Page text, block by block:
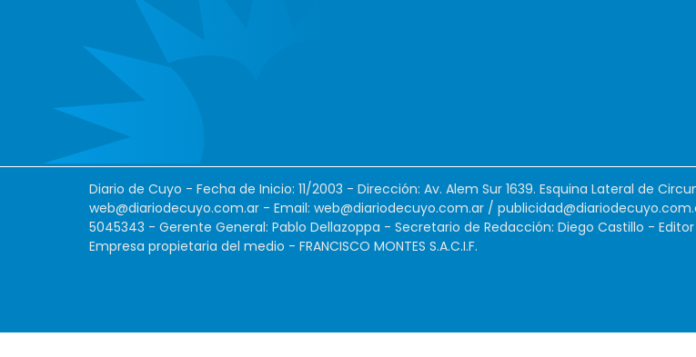
Diario de Cuyo - Fecha de Inicio: 11/2003 - Dirección: Av. Alem Sur 1639. Esquina Lateral de
web@diariodecuyo.com.ar - Email: web@diariodecuyo.com.ar /
5045343 - Gerente General: Pablo Dellazoppa - Secretario de Redacción: Diego Castillo -
Empresa propietaria del medio - FRANCISCO MONTES S.A.C.I.F.